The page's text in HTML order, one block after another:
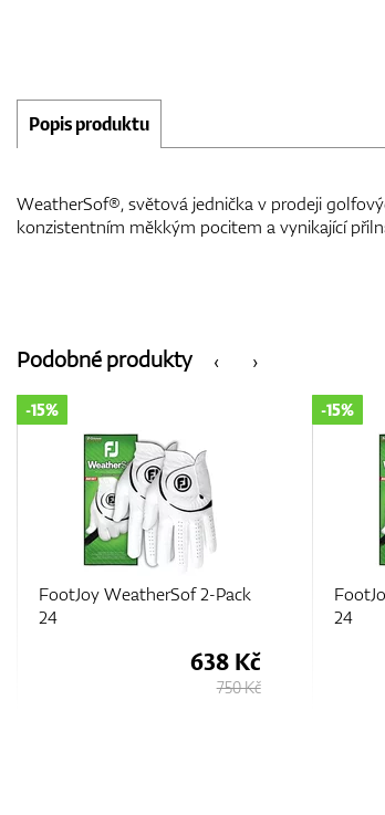
Popis produktu
WeatherSof®, světová jednička v prodeji
konzistentním měkkým pocitem a vynikající
‹
Podobné produkty ›
FootJoy WeatherSof 2-Pack
24
-15%
638 Kč
750 Kč
24
-15%